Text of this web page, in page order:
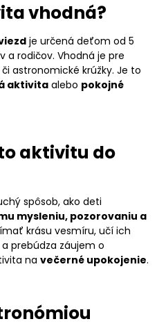
vhodná?
je určená deťom od 5
a rodičov. Vhodná je pre
astronomické krúžky. Je to
aktivitaalebo pokojné
aktivitu do
spôsob, ako deti
mysleniu, pozorovaniu a
krásu vesmíru, učí ich
a prebúdza záujem o
na večerné upokojenie.